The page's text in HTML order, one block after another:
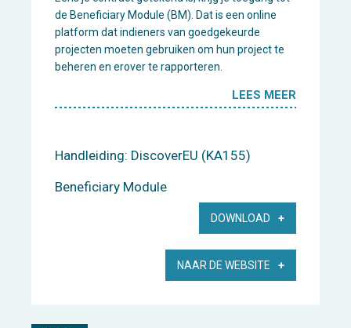
de Beneficiary Module (BM). Dat is een online
platform dat indieners van goedgekeurde
projecten moeten gebruiken om hun project te
beheren en erover te rapporteren.
LEES MEER
Handleiding: DiscoverEU (KA155)
Beneficiary Module
DOWNLOAD
NAAR DE WEBSITE